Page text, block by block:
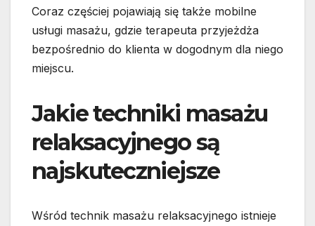
Coraz częściej pojawiają się także mobilne
usługi masażu, gdzie terapeuta przyjeżdża
bezpośrednio do klienta w dogodnym dla niego
miejscu.
Jakie techniki masażu
relaksacyjnego są
najskuteczniejsze
Wśród technik masażu relaksacyjnego istnieje